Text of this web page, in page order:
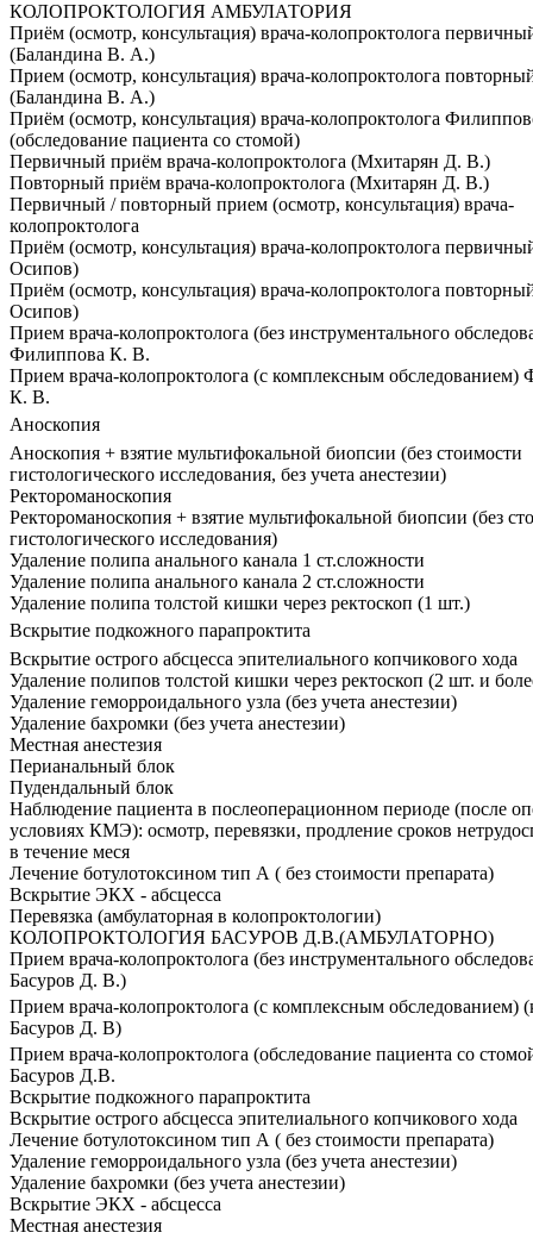
КОЛОПРОКТОЛОГИЯ АМБУЛАТОРИЯ
Приём (осмотр, консультация) врача-колопроктолога
(Баландина В. А.)
Прием (осмотр, консультация) врача-колопроктолога
(Баландина В. А.)
Приём (осмотр, консультация) врача-колопроктолога
(обследование пациента со стомой)
Первичный приём врача-колопроктолога (Мхитарян Д. В.)
Повторный приём врача-колопроктолога (Мхитарян Д. В.)
Первичный / повторный прием (осмотр, консультация) врача-
колопроктолога
Приём (осмотр, консультация) врача-колопроктолога
Осипов)
Приём (осмотр, консультация) врача-колопроктолога
Осипов)
Прием врача-колопроктолога (без инструментального
Филиппова К. В.
Прием врача-колопроктолога (с комплексным обследованием)
К. В.
Аноскопия
Аноскопия + взятие мультифокальной биопсии (без стоимости
гистологического исследования, без учета анестезии)
Ректороманоскопия
Ректороманоскопия + взятие мультифокальной биопсии (без
гистологического исследования)
Удаление полипа анального канала 1 ст.сложности
Удаление полипа анального канала 2 ст.сложности
Удаление полипа толстой кишки через ректоскоп (1 шт.)
Вскрытие подкожного парапроктита
Вскрытие острого абсцесса эпителиального копчикового хода
Удаление полипов толстой кишки через ректоскоп (2 шт. и
Удаление геморроидального узла (без учета анестезии)
Удаление бахромки (без учета анестезии)
Местная анестезия
Перианальный блок
Пудендальный блок
Наблюдение пациента в послеоперационном периоде (после
условиях КМЭ): осмотр, перевязки, продление сроков
в течение меся
Лечение ботулотоксином тип А ( без стоимости препарата)
Вскрытие ЭКХ - абсцесса
Перевязка (амбулаторная в колопроктологии)
КОЛОПРОКТОЛОГИЯ БАСУРОВ Д.В.(АМБУЛАТОРНО)
Прием врача-колопроктолога (без инструментального
Басуров Д. В.)
Прием врача-колопроктолога (с комплексным обследованием)
Басуров Д. В)
Прием врача-колопроктолога (обследование пациента со
Басуров Д.В.
Вскрытие подкожного парапроктита
Вскрытие острого абсцесса эпителиального копчикового хода
Лечение ботулотоксином тип А ( без стоимости препарата)
Удаление геморроидального узла (без учета анестезии)
Удаление бахромки (без учета анестезии)
Вскрытие ЭКХ - абсцесса
Местная анестезия